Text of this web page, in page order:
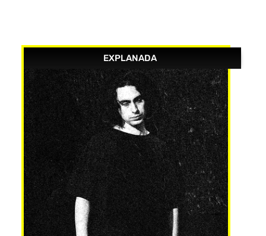
EXPLANADA